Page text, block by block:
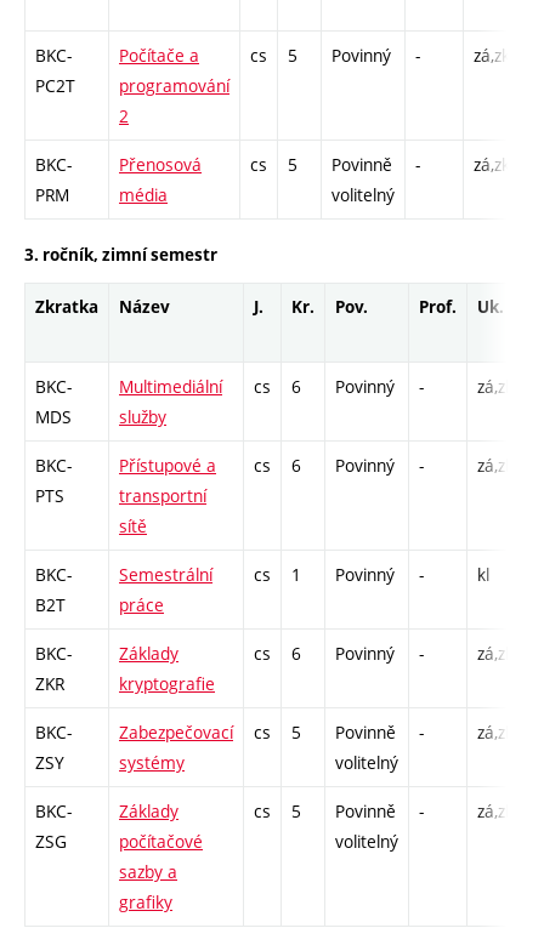
BKC-
PC2T
Počítače a
programování
2
cs 5 Povinný - zá,zk
BKC-
PRM
Přenosová
média
cs 5
Povinně
volitelný
- zá,zk
3. ročník, zimní semestr
Zkratka Název J. Kr. Pov. Prof. Uk.
BKC-
MDS
Multimediální
služby
cs 6 Povinný - zá,zk
BKC-
PTS
Přístupové a
transportní
sítě
cs 6 Povinný - zá,zk
BKC-
B2T
Semestrální
práce
cs 1 Povinný - kl
BKC-
ZKR
Základy
kryptografie
cs 6 Povinný - zá,zk
BKC-
ZSY
Zabezpečovací
systémy
cs 5
Povinně
volitelný
- zá,zk
BKC-
ZSG
Základy
počítačové
sazby a
grafiky
cs 5
Povinně
volitelný
- zá,zk